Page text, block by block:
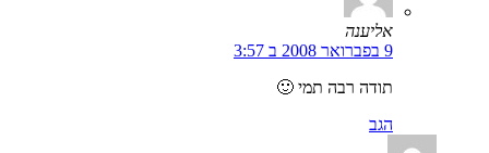
אליענה
9 בפברואר 2008 ב 3:57
תודה רבה תמי 🙂
הגב